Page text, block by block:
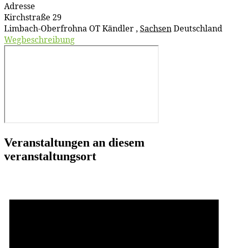
Adresse
Kirchstraße 29
Limbach-Oberfrohna OT Kändler , SachsenDeutschland
Wegbeschreibung
Veranstaltungen an diesem
veranstaltungsort